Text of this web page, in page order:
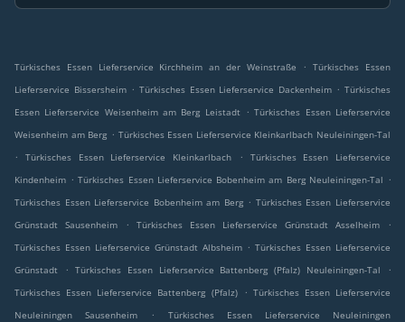
Türkisches Essen Lieferservice Kirchheim an der Weinstraße . Türkisches Essen
Lieferservice Bissersheim . Türkisches Essen Lieferservice Dackenheim . Türkisches
Essen Lieferservice Weisenheim am Berg Leistadt . Türkisches Essen Lieferservice
Weisenheim am Berg . Türkisches Essen Lieferservice Kleinkarlbach Neuleiningen-Tal
.
Türkisches Essen Lieferservice Kleinkarlbach .
Türkisches Essen Lieferservice
Kindenheim . Türkisches Essen Lieferservice Bobenheim am Berg Neuleiningen-Tal .
Türkisches Essen Lieferservice Bobenheim am Berg . Türkisches Essen Lieferservice
Grünstadt Sausenheim
. Türkisches Essen Lieferservice Grünstadt Asselheim
.
Türkisches Essen Lieferservice Grünstadt Albsheim . Türkisches Essen Lieferservice
Grünstadt
. Türkisches Essen Lieferservice Battenberg (Pfalz) Neuleiningen-Tal
.
Türkisches Essen Lieferservice Battenberg (Pfalz)
. Türkisches Essen Lieferservice
Neuleiningen Sausenheim
.
Türkisches Essen Lieferservice Neuleiningen